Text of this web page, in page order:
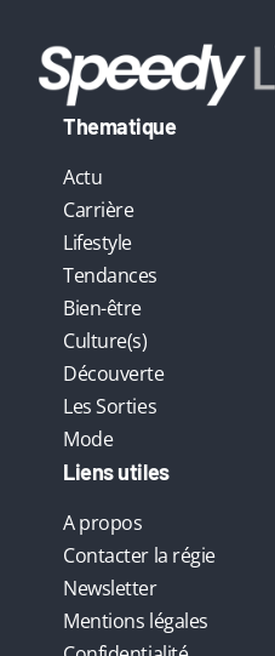
Thematique
Actu
Carrière
Lifestyle
Tendances
Bien-être
Culture(s)
Découverte
Les Sorties
Mode
Liens utiles
A propos
Contacter la régie
Newsletter
Mentions légales